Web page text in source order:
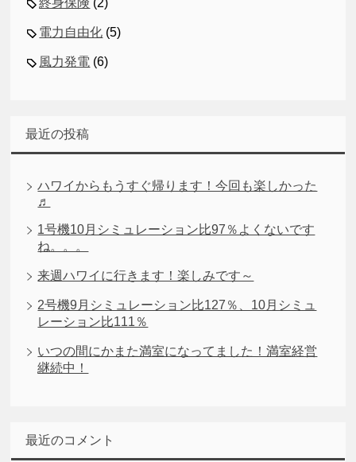
終身保険 (2)
電力自由化 (5)
風力発電 (6)
最近の投稿
ハワイからもうすぐ帰ります！今回も楽しかった
♬
1号機10月シミュレーション比97％よくないです
ね。。。
来週ハワイに行きます！楽しみです～
2号機9月シミュレーション比127％、10月シミュ
レーション比111％
いつの間にかまた満室になってました！満室経営
継続中！
最近のコメント